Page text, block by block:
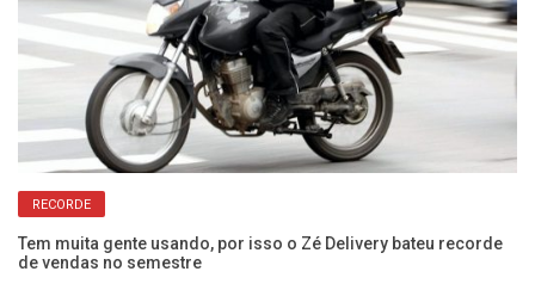
RECORDE
Tem muita gente usando, por isso o Zé Delivery bateu recorde
de vendas no semestre